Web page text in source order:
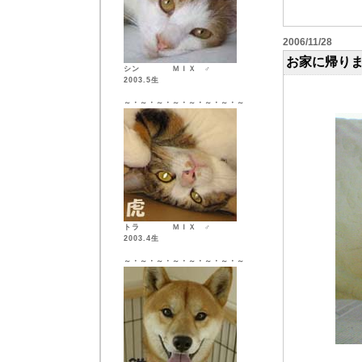
シン ＭＩＸ ♂
2003.5生
～・～・～・～・～・～・～・～
トラ ＭＩＸ ♂
2003.4生
～・～・～・～・～・～・～・～
2006/11/28
お家に帰り